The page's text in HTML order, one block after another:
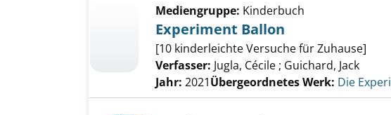
Mediengruppe: Kinderbuch
Experiment Ballon
[10 kinderleichte Versuche für Zuhause]
Verfasser: Jugla, Cécile ; Guichard, Jack
Jahr: 2021Übergeordnetes Werk: Die